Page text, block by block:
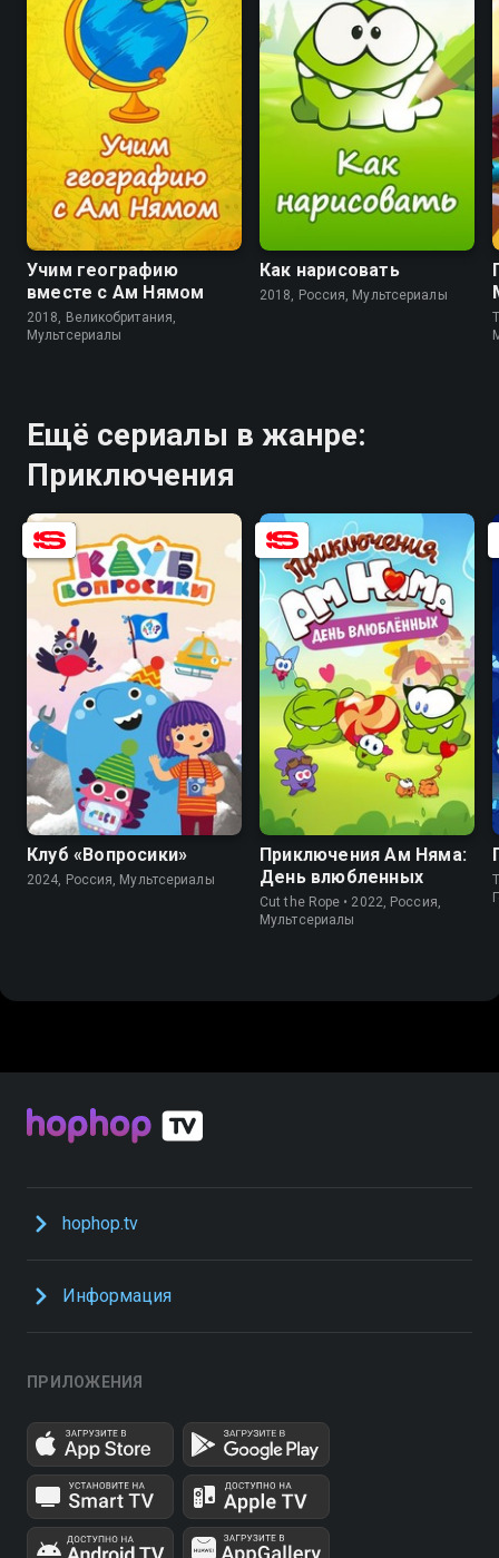
8.5
Учим географию
вместе с Ам Нямом
2018, Великобритания,
Мультсериалы
8.1
Как нарисовать
2018, Россия, Мультсериалы
Ещё сериалы в жанре:
Приключения
8.8
Клуб «Вопросики»
2024, Россия, Мультсериалы
8.0
Приключения Ам Няма:
День влюбленных
Cut the Rope • 2022, Россия,
Мультсериалы
hophop.tv
Информация
ПРИЛОЖЕНИЯ